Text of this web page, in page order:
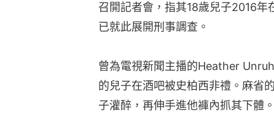
召開記者會，指其18歲兒子2016
已就此展開刑事調查。
曾為電視新聞主播的Heather
的兒子在酒吧被史柏西非禮。麻省
子灌醉，再伸手進他褲內抓其下體。